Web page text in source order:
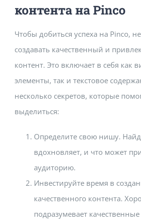
контента на Pinco
Чтобы добиться успеха на Pinco,
создавать качественный и
контент. Это включает в себя как
элементы, так и текстовое
несколько секретов, которые
выделиться:
Определите свою нишу.
вдохновляет, и что может
аудиторию.
Инвестируйте время в
качественного контента.
подразумевает